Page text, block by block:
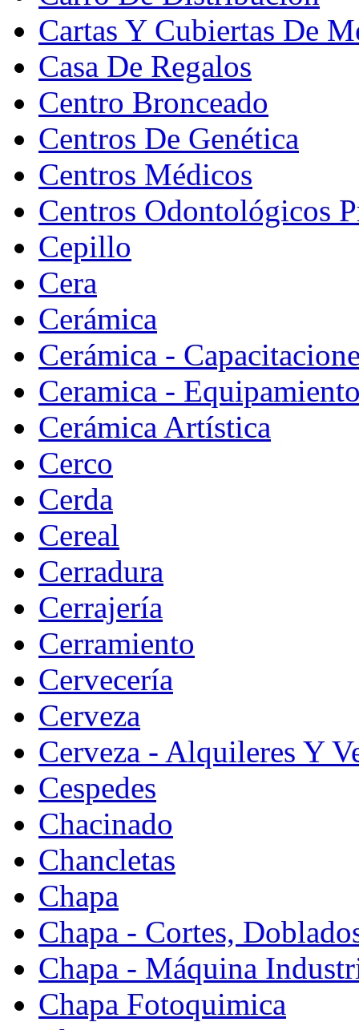
Cartas Y Cubiertas De
Casa De Regalos
Centro Bronceado
Centros De Genética
Centros Médicos
Centros Odontológicos
Cepillo
Cera
Cerámica
Cerámica -
Ceramica -
Cerámica Artística
Cerco
Cerda
Cereal
Cerradura
Cerrajería
Cerramiento
Cervecería
Cerveza
Cerveza - Alquileres Y
Cespedes
Chacinado
Chancletas
Chapa
Chapa - Cortes,
Chapa - Máquina
Chapa Fotoquimica